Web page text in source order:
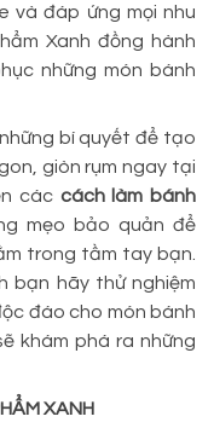
và đáp ứng mọi nhu
Xanh đồng hành
những món bánh
bí quyết để tạo
giòn rụm ngay tại
các cách làm bánh
mẹo bảo quản để
trong tầm tay bạn.
bạn hãy thử nghiệm
đáo cho món bánh
khám phá ra những
XANH